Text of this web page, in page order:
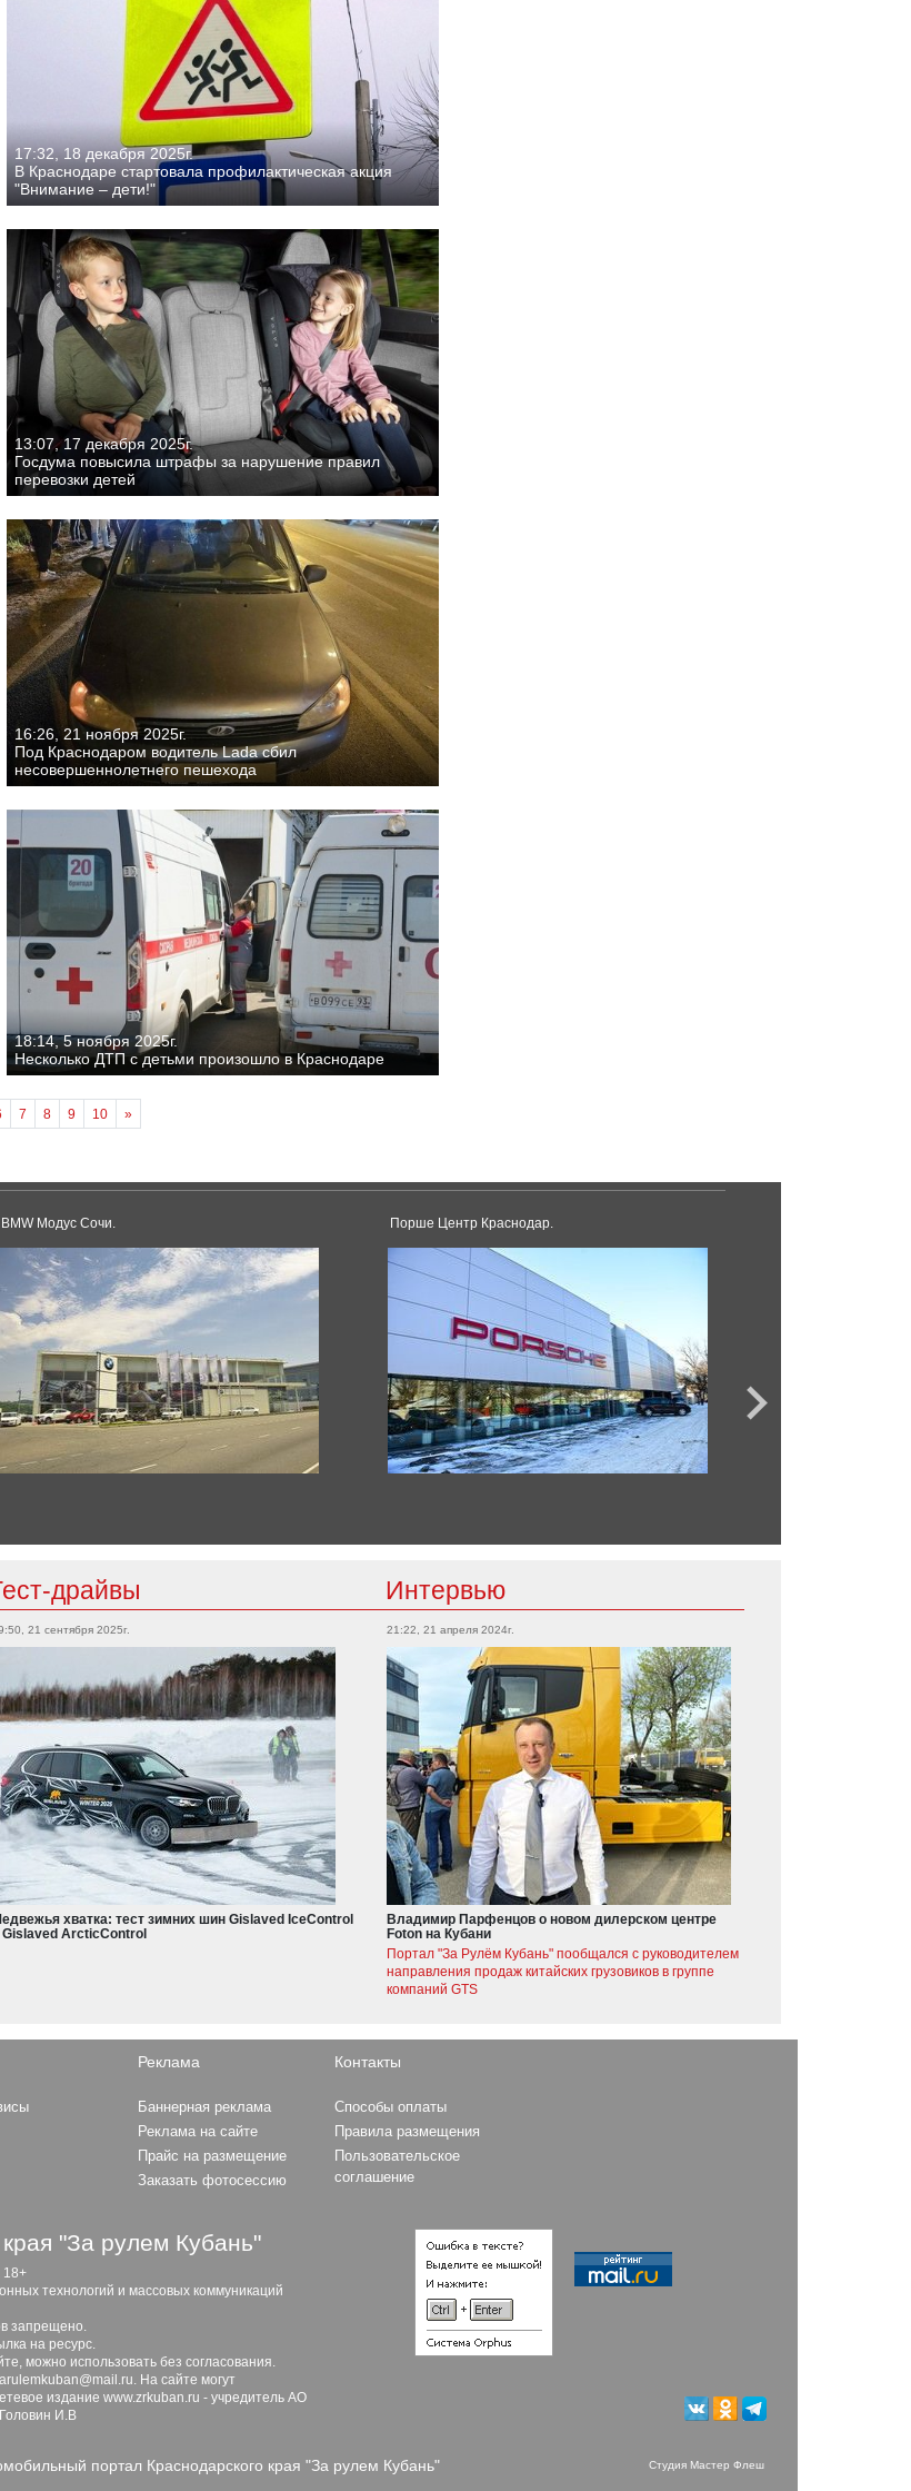
17:32, 18 декабря 2025г.
В Краснодаре стартовала профилактическая акция
"Внимание – дети!"
13:07, 17 декабря 2025г.
Госдума повысила штрафы за нарушение правил
перевозки детей
16:26, 21 ноября 2025г.
Под Краснодаром водитель Lada сбил
несовершеннолетнего пешехода
18:14, 5 ноября 2025г.
Несколько ДТП с детьми произошло в Краснодаре
7 8 9 10 »
BMW Модус Сочи. Порше Центр Краснодар.
драйвы Интервью
21 сентября 2025г.
хватка: тест зимних шин Gislaved IceControl
Gislaved ArcticControl
21:22, 21 апреля 2024г.
Владимир Парфенцов о новом дилерском центре
Foton на Кубани
Портал "За Рулём Кубань" пообщался с руководителем
направления продаж китайских грузовиков в группе
компаний GTS
Реклама
Баннерная реклама
Реклама на сайте
Прайс на размещение
Заказать фотосессию
Контакты
Способы оплаты
Правила размещения
Пользовательское
соглашение
"За рулем Кубань"
18+
технологий и массовых коммуникаций
запрещено.
на ресурс.
можно использовать без согласования.
На сайте могут
издание www.zrkuban.ru - учредитель АО
И.В
портал Краснодарского края "За рулем Кубань" Студия Мастер Флеш